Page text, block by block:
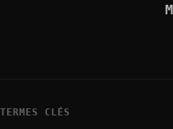
TERMES CLÉS